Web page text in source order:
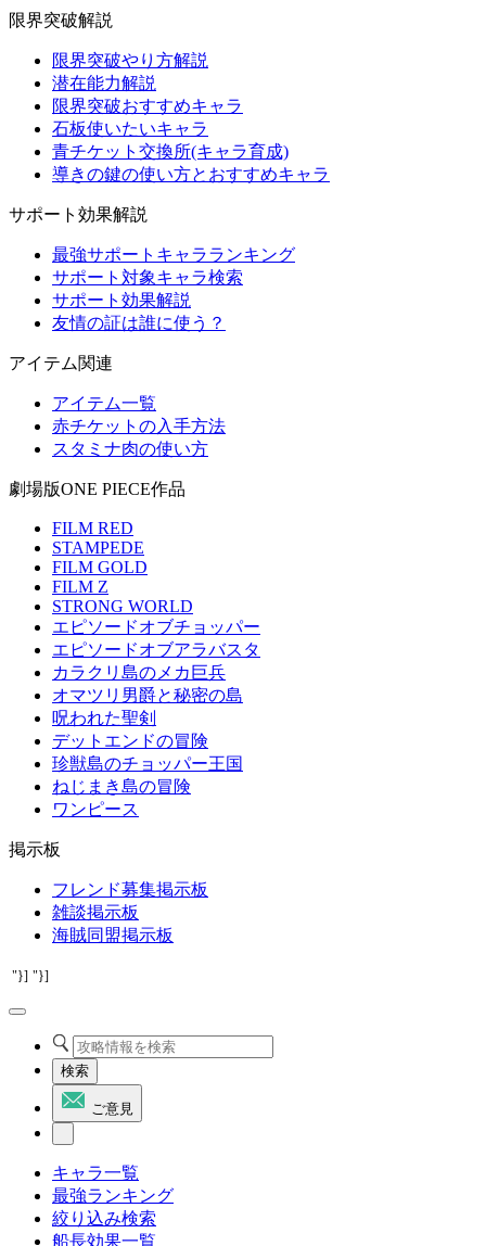
限界突破解説
限界突破やり方解説
潜在能力解説
限界突破おすすめキャラ
石板使いたいキャラ
青チケット交換所(キャラ育成)
導きの鍵の使い方とおすすめキャラ
サポート効果解説
最強サポートキャラランキング
サポート対象キャラ検索
サポート効果解説
友情の証は誰に使う？
アイテム関連
アイテム一覧
赤チケットの入手方法
スタミナ肉の使い方
劇場版ONE PIECE作品
FILM RED
STAMPEDE
FILM GOLD
FILM Z
STRONG WORLD
エピソードオブチョッパー
エピソードオブアラバスタ
カラクリ島のメカ巨兵
オマツリ男爵と秘密の島
呪われた聖剣
デットエンドの冒険
珍獣島のチョッパー王国
ねじまき島の冒険
ワンピース
掲示板
フレンド募集掲示板
雑談掲示板
海賊同盟掲示板
"}] "}]
検索
ご意見
キャラ一覧
最強ランキング
絞り込み検索
船長効果一覧